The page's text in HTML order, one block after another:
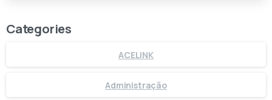
Categories
ACELINK
Administração